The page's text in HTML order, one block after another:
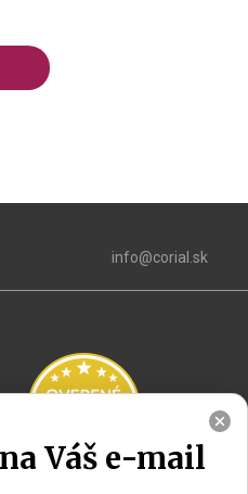
Váš e-mail
info@corial.sk